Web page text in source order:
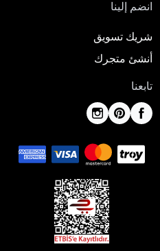
انضم إلينا
شريك تسويق
أنشئ متجرك
تابعنا